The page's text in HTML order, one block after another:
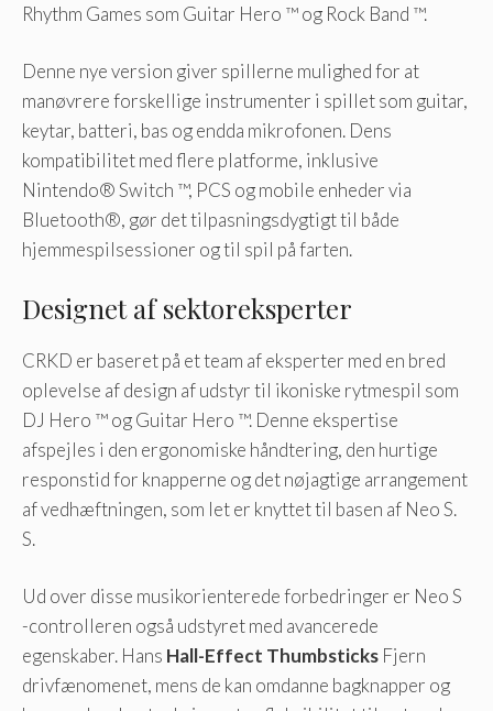
Rhythm Games som Guitar Hero ™ og Rock Band ™.
Denne nye version giver spillerne mulighed for at
manøvrere forskellige instrumenter i spillet som guitar,
keytar, batteri, bas og endda mikrofonen. Dens
kompatibilitet med flere platforme, inklusive
Nintendo® Switch ™, PCS og mobile enheder via
Bluetooth®, gør det tilpasningsdygtigt til både
hjemmespilsessioner og til spil på farten.
Designet af sektoreksperter
CRKD er baseret på et team af eksperter med en bred
oplevelse af design af udstyr til ikoniske rytmespil som
DJ Hero ™ og Guitar Hero ™. Denne ekspertise
afspejles i den ergonomiske håndtering, den hurtige
responstid for knapperne og det nøjagtige arrangement
af vedhæftningen, som let er knyttet til basen af ​​Neo S.
S.
Ud over disse musikorienterede forbedringer er Neo S
-controlleren også udstyret med avancerede
egenskaber. Hans Hall-Effect Thumbsticks Fjern
drivfænomenet, mens de kan omdanne bagknapper og